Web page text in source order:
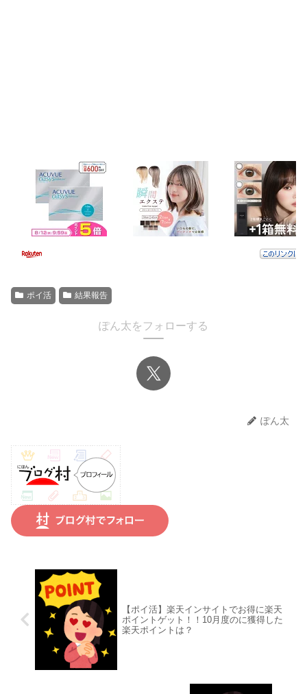
ポイ活 結果報告
ぽん太をフォローする
ぽん太
【ポイ活】楽天インサイトでお得に楽天
ポイントゲット！！10月度のに獲得した
楽天ポイントは？